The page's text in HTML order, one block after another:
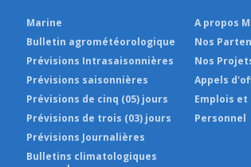
Marine
Bulletin agrométéorologique
Prévisions Intrasaisonnières
Prévisions saisonnières
Prévisions de cinq (05) jours
Prévisions de trois (03) jours
Prévisions Journalières
Bulletins climatologiques
A propos
Nos
Nos
Appels
Emplois et
Personnel